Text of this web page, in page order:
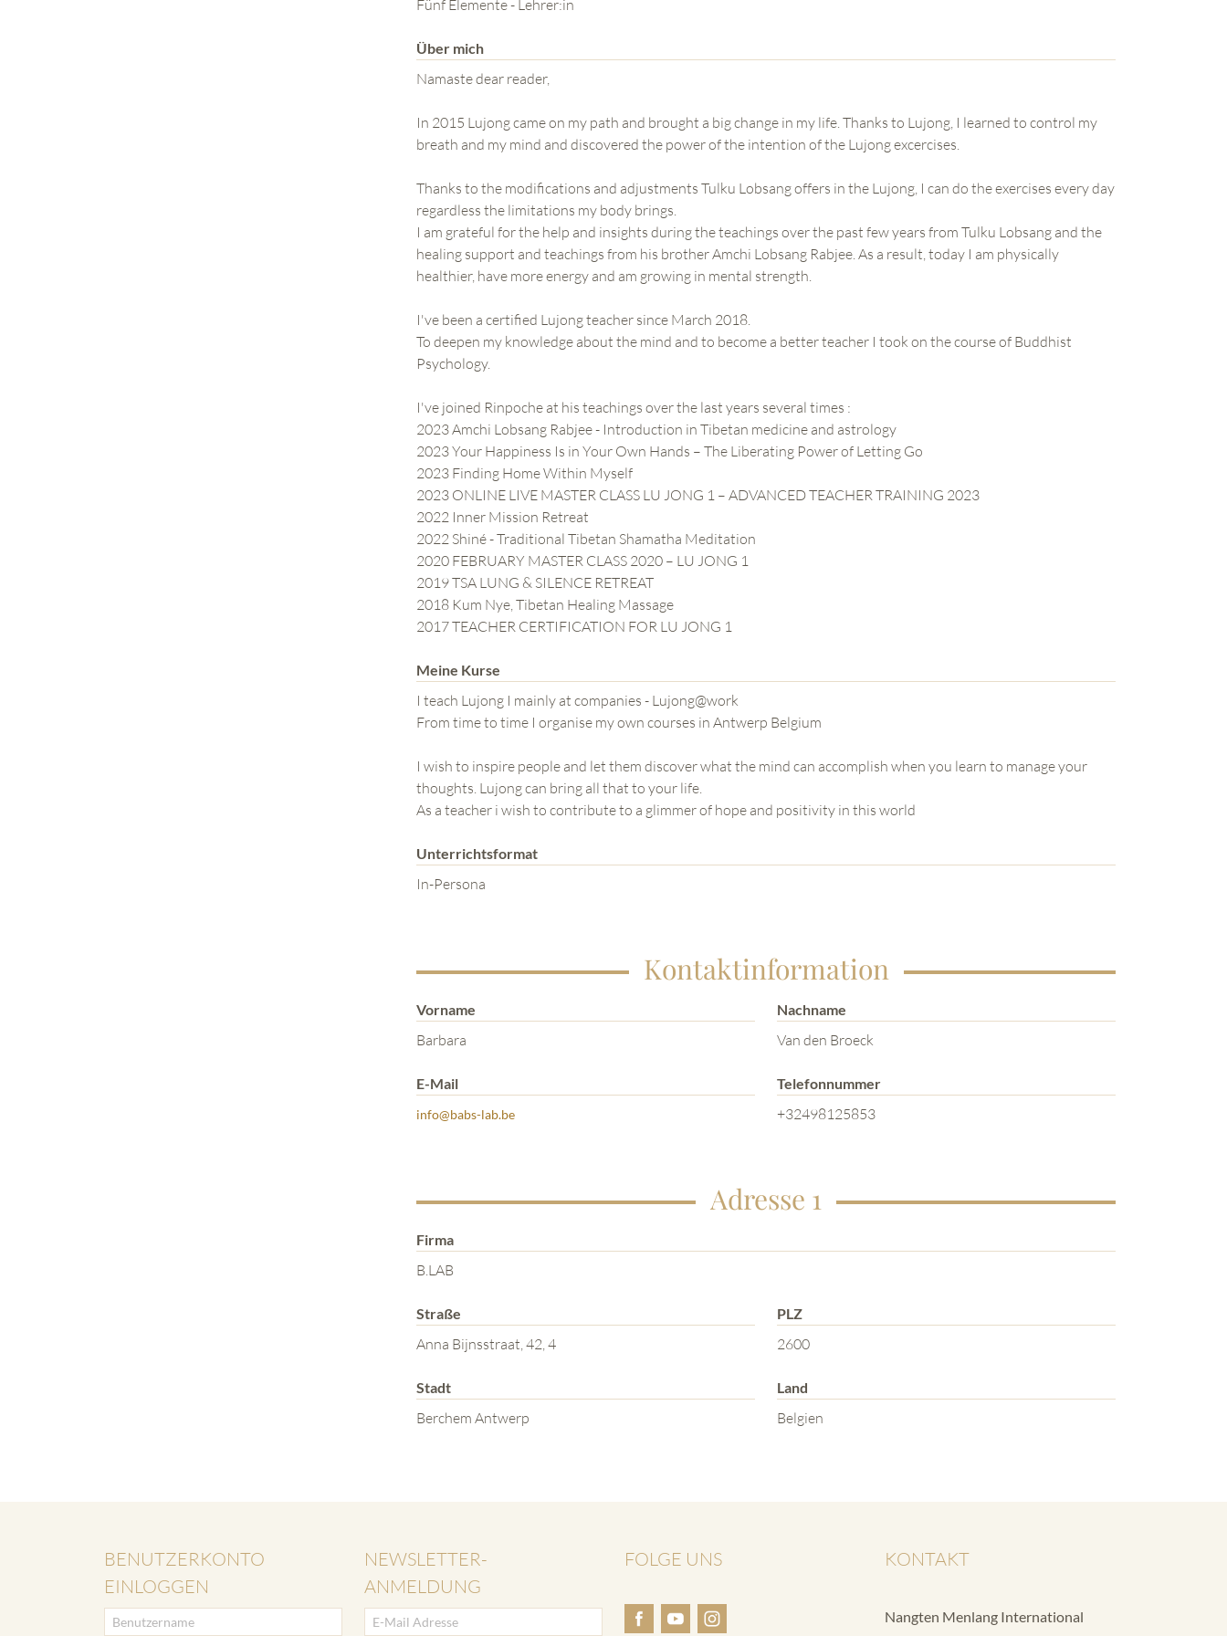
DIE KRAFT DES GEISTES
Fünf Elemente - Lehrer:in
Über mich
Namaste dear reader,
In 2015 Lujong came on my path and brought a big change in my life. Thanks to Lujong, I learned to control my
breath and my mind and discovered the power of the intention of the Lujong excercises.
Thanks to the modifications and adjustments Tulku Lobsang offers in the Lujong, I can do the exercises every day
regardless the limitations my body brings.
I am grateful for the help and insights during the teachings over the past few years from Tulku Lobsang and the
healing support and teachings from his brother Amchi Lobsang Rabjee. As a result, today I am physically
healthier, have more energy and am growing in mental strength.
I've been a certified Lujong teacher since March 2018.
To deepen my knowledge about the mind and to become a better teacher I took on the course of Buddhist
Psychology.
I've joined Rinpoche at his teachings over the last years several times :
2023 Amchi Lobsang Rabjee - Introduction in Tibetan medicine and astrology
2023 Your Happiness Is in Your Own Hands – The Liberating Power of Letting Go
2023 Finding Home Within Myself
2023 ONLINE LIVE MASTER CLASS LU JONG 1 – ADVANCED TEACHER TRAINING 2023
2022 Inner Mission Retreat
2022 Shiné - Traditional Tibetan Shamatha Meditation
2020 FEBRUARY MASTER CLASS 2020 – LU JONG 1
2019 TSA LUNG & SILENCE RETREAT
2018 Kum Nye, Tibetan Healing Massage
2017 TEACHER CERTIFICATION FOR LU JONG 1
Meine Kurse
I teach Lujong I mainly at companies - Lujong@work
From time to time I organise my own courses in Antwerp Belgium
I wish to inspire people and let them discover what the mind can accomplish when you learn to manage your
thoughts. Lujong can bring all that to your life.
As a teacher i wish to contribute to a glimmer of hope and positivity in this world
Unterrichtsformat
In-Persona
Kontaktinformation
Vorname
Barbara
Nachname
Van den Broeck
E-Mail
info@babs-lab.be
Telefonnummer
+32498125853
Adresse 1
Firma
B.LAB
Straße
Anna Bijnsstraat, 42, 4
PLZ
2600
Stadt
Berchem Antwerp
Land
Belgien
BENUTZERKONTO
EINLOGGEN
NEWSLETTER-
ANMELDUNG
FOLGE UNS KONTAKT
Nangten Menlang International